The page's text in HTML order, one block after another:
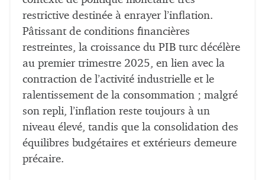
restrictive destinée à enrayer l’inflation.
Pâtissant de conditions financières
restreintes, la croissance du PIB turc décélère
au premier trimestre 2025, en lien avec la
contraction de l’activité industrielle et le
ralentissement de la consommation ; malgré
son repli, l’inflation reste toujours à un
niveau élevé, tandis que la consolidation des
équilibres budgétaires et extérieurs demeure
précaire.